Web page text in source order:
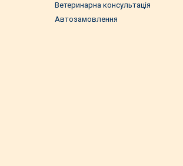
Ветеринарна консультація
Автозамовлення